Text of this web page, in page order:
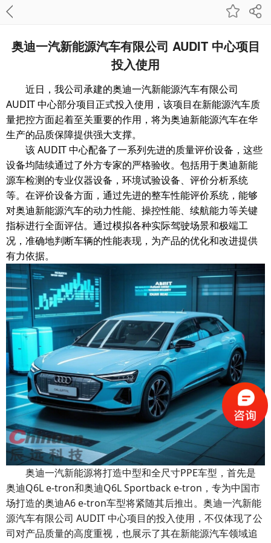
奥迪一汽新能源汽车有限公司 AUDIT 中心项目
投入使用
近日，我公司承建的奥迪一汽新能源汽车有限公司
AUDIT 中心部分项目正式投入使用，该项目在新能源汽车质
量把控方面起着至关重要的作用，将为奥迪新能源汽车在华
生产的品质保障提供强大支撑。
该 AUDIT 中心配备了一系列先进的质量评价设备，这些
设备均陆续通过了外方专家的严格验收。包括用于奥迪新能
源车检测的专业仪器设备，环境试验设备、评价分析系统
等。在评价设备方面，通过先进的整车性能评价系统，能够
对奥迪新能源汽车的动力性能、操控性能、续航能力等关键
指标进行全面评估。通过模拟各种实际驾驶场景和极端工
况，准确地判断车辆的性能表现，为产品的优化和改进提供
有力依据。
奥迪一汽新能源将打造中型和全尺寸PPE车型，首先是
奥迪Q6L e-tron和奥迪Q6L Sportback e-tron ，专为中国市
场打造的奥迪A6 e-tron车型将紧随其后推出。奥迪一汽新能
源汽车有限公司 AUDIT 中心项目的投入使用，不仅体现了公
司对产品质量的高度重视，也展示了其在新能源汽车领域追